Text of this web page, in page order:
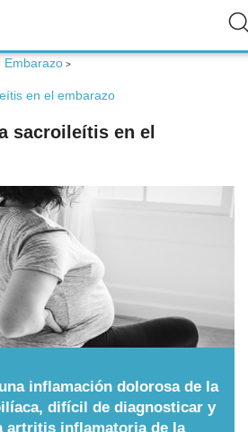
Embarazo >
en el embarazo
sacroileítis en el
inflamación dolorosa de la
difícil de diagnosticar y
artritis inflamatoria de la